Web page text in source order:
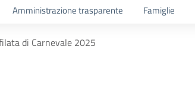
Amministrazione trasparente Famiglie
di Carnevale 2025